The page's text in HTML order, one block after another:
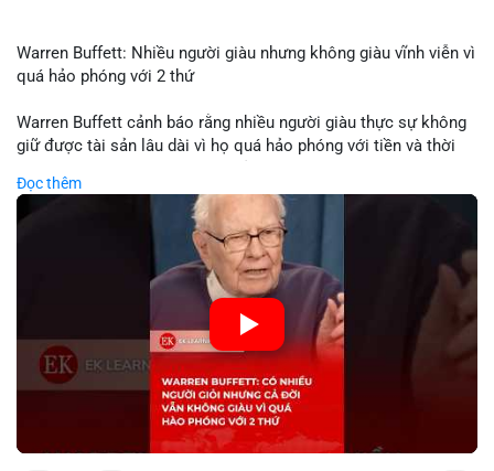
Warren Buffett: Nhiều người giàu nhưng không giàu vĩnh viễn vì
quá hảo phóng với 2 thứ
Warren Buffett cảnh báo rằng nhiều người giàu thực sự không
giữ được tài sản lâu dài vì họ quá hảo phóng với tiền và thời
nhuận tái đầu tư và suy giảm sức mạnh tăng trưởng danh mục.
Đối với nhà đầu tư crypto, giữ lại lợi nhuận để tái đầu tư vào
dự án tiềm năng quan trọng hơn chia sẻ quá mức. Cân bằng
đóng góp xã hội và bảo vệ tài sản giúp nhà đầu tư đạt được
bền vững tài chính mà Buffett đề cao.
🎥 Xem video trực tiếp tại:
Nguồn: KIEN THUC KINH TE
Đọc thêm